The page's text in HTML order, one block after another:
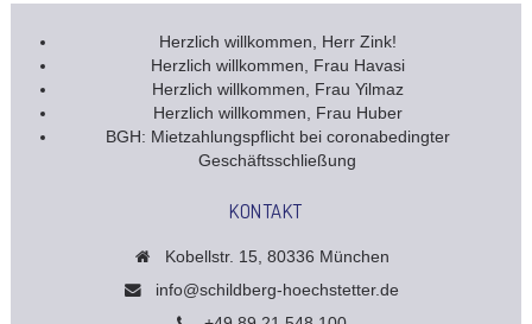
Herzlich willkommen, Herr Zink!
Herzlich willkommen, Frau Havasi
Herzlich willkommen, Frau Yilmaz
Herzlich willkommen, Frau Huber
BGH: Mietzahlungspflicht bei coronabedingter
Geschäftsschließung
KONTAKT
Kobellstr. 15, 80336 München
info@schildberg-hoechstetter.de